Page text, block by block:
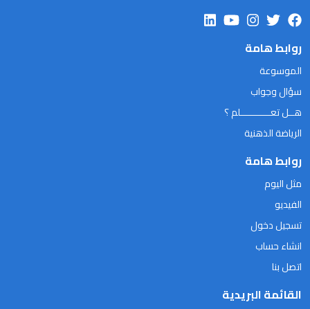
روابط هامة
الموسوعة
سؤال وجواب
هــل تعـــــــــــلم ؟
الرياضة الذهنية
روابط هامة
مثل اليوم
الفيديو
تسجيل دخول
انشاء حساب
اتصل بنا
القائمة البريدية